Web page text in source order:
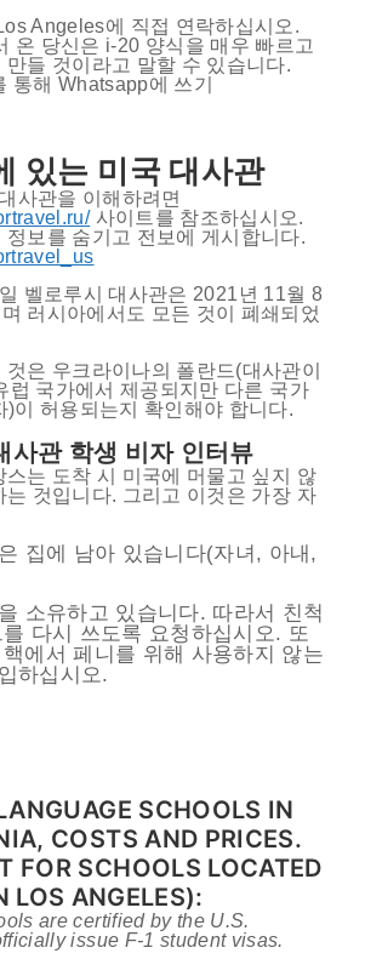
Angeles에 직접 연락하십시오.
온 당신은 i-20 양식을 매우 빠르고
만들 것이라고 말할 수 있습니다.
통해 Whatsapp에 쓰기
있는 미국 대사관
사관을 이해하려면
사이트를 참조하십시오.
정보를 숨기고 전보에 게시합니다.
벨로루시 대사관은 2021년 11월 8
러시아에서도 모든 것이 폐쇄되었
은 우크라이나의 폴란드(대사관이
럽 국가에서 제공되지만 다른 국가
)이 허용되는지 확인해야 합니다.
사관 학생 비자 인터뷰
스는 도착 시 미국에 머물고 싶지 않
는 것입니다. 그리고 이것은 가장 자
집에 남아 있습니다(자녀, 아내,
소유하고 있습니다. 따라서 친척
다시 쓰도록 요청하십시오. 또
에서 페니를 위해 사용하지 않는
하십시오.
SCHOOLS IN
COSTS AND PRICES.
FOR SCHOOLS LOCATED
LOS ANGELES):
are certified by the U.S.
issue F-1 student visas.